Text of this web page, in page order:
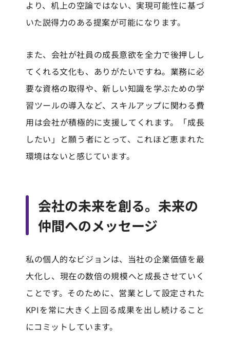
より、机上の空論ではない、実現可能性に基づ
いた説得力のある提案が可能になります。
また、会社が社員の成長意欲を全力で後押しし
てくれる文化も、ありがたいですね。業務に必
要な資格の取得や、新しい知識を学ぶための学
習ツールの導入など、スキルアップに関わる費
用は会社が積極的に支援してくれます。「成長
したい」と願う者にとって、これほど恵まれた
環境はないと感じています。
会社の未来を創る。未来の
仲間へのメッセージ
私の個人的なビジョンは、当社の企業価値を最
大化し、現在の数倍の規模へと成長させていく
ことです。そのために、営業として設定された
KPIを常に大きく上回る成果を出し続けること
にコミットしています。